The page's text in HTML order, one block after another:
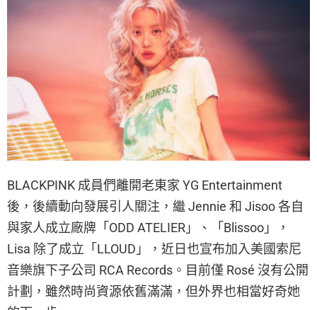
BLACKPINK 成員們離開老東家 YG Entertainment
後，後續動向發展引人關注，繼 Jennie 和 Jisoo 各自
與家人成立廠牌「ODD ATELIER」、「Blissoo」，
Lisa 除了成立「LLOUD」，近日也宣布加入美國索尼
音樂旗下子公司 RCA Records。目前僅 Rosé 沒有公開
計劃，雖然時尚資源依舊滿滿，但外界也相當好奇她